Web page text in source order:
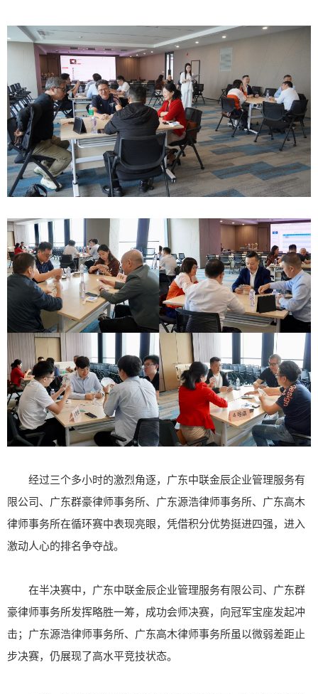
经过三个多小时的激烈角逐，广东中联金辰企业管理服务有
限公司、 广东群豪律师事务所、 广东源浩律师事务所、广东高木
律师事务所在循环赛中表现亮眼，凭借积分优势挺进四强，进入
激动人心的排名争夺战。
在半决赛中，广东中联金辰企业管理服务有限公司、广东群
豪律师事务所发挥略胜一筹，成功会师决赛，向冠军宝座发起冲
击；广东源浩律师事务所、广东高木律师事务所虽以微弱差距止
步决赛，仍展现了高水平竞技状态。